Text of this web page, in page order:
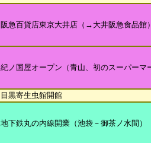
阪急百貨店東京大井店（→大井阪急食品館
紀ノ国屋オープン（青山、初のスーパーマ
目黒寄生虫館開館
地下鉄丸の内線開業（池袋－御茶ノ水間）